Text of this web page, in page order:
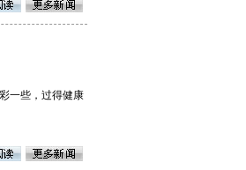
一些，过得健康